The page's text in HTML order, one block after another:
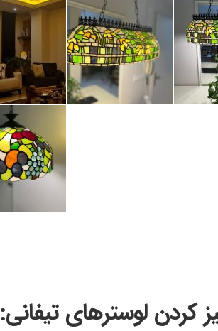
کردن لوسترهای تیفانی: